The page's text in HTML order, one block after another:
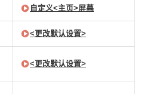
自定义<主页>屏幕
<更改默认设置>
<更改默认设置>